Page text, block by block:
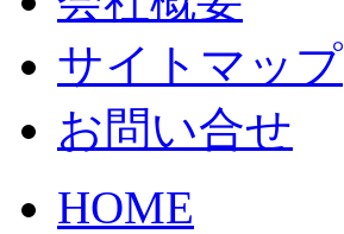
サイトマップ
お問い合せ
HOME